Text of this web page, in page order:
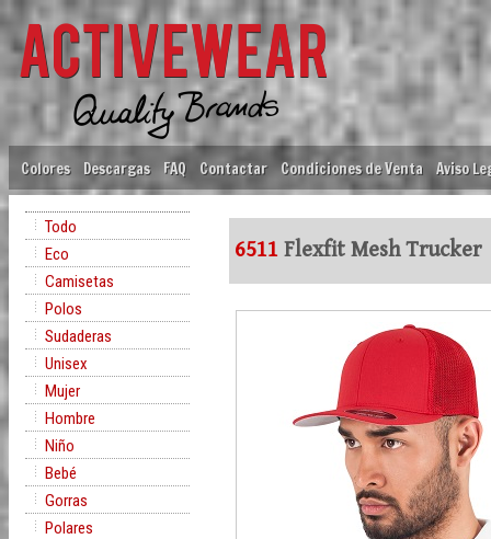
Colores Descargas FAQ Contactar Condiciones de Venta Aviso
Todo
Eco
Camisetas
Polos
Sudaderas
Unisex
Mujer
Hombre
Niño
Bebé
Gorras
Polares
6511 Flexfit Mesh Trucker